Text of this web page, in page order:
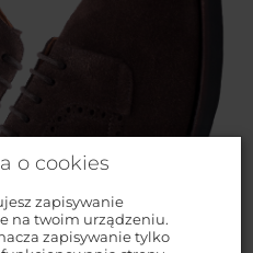
o cookies
zapisywanie
na twoim urządzeniu.
zapisywanie tylko